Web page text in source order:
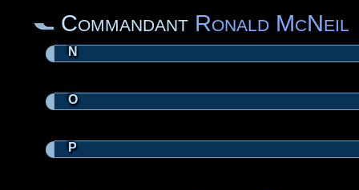
Commandant Ronald McNeil
N
O
P